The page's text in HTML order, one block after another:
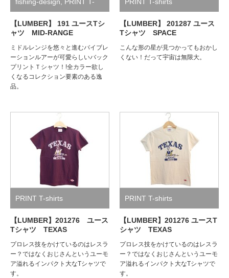
shirts
【LUMBER】 191 ユースTシ
ャツ MID-RANGE
ミドルレンジを悠々と進むバイブレ
ーションルアーが可愛らしいバック
プリントＴシャツ！!全カラー欲し
くなるコレクション要素のある逸
品。
【LUMBER】 201287 ユース
Tシャツ SPACE
こんな形の星が見つかってもおかし
くない！だって宇宙は無限大。
PRINT T-shirts
【LUMBER】201276 ユース
Tシャツ TEXAS
プロレス技をかけているのはレスラ
ー？ではなくおじさんというユーモ
ア溢れるインパクト大なTシャツで
す。
PRINT T-shirts
【LUMBER】201276 ユースT
シャツ TEXAS
プロレス技をかけているのはレスラ
ー？ではなくおじさんというユーモ
ア溢れるインパクト大なTシャツで
す。